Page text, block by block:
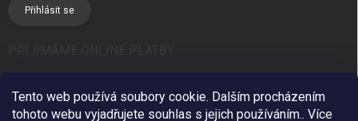
Tento web používá soubory cookie. Dalším procházením
tohoto webu vyjadřujete souhlas s jejich používáním.. Více
Přihlásit se